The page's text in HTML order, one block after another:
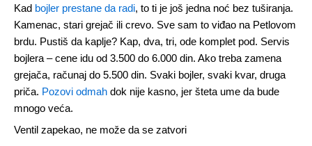
Kad bojler prestane da radi, to ti je još jedna noć bez tuširanja.
Kamenac, stari grejač ili crevo. Sve sam to viđao na Petlovom
brdu. Pustiš da kaplje? Kap, dva, tri, ode komplet pod. Servis
bojlera – cene idu od 3.500 do 6.000 din. Ako treba zamena
grejača, računaj do 5.500 din. Svaki bojler, svaki kvar, druga
priča. Pozovi odmah dok nije kasno, jer šteta ume da bude
mnogo veća.
Ventil zapekao, ne može da se zatvori